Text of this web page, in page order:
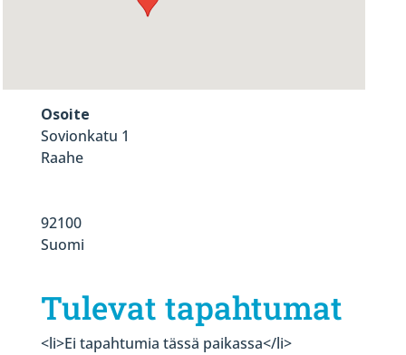
Osoite
Sovionkatu 1
Raahe
92100
Suomi
Tulevat tapahtumat
<li>Ei tapahtumia tässä paikassa</li>